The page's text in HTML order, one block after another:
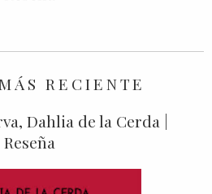
RECIENTE
Dahlia de la Cerda |
Reseña